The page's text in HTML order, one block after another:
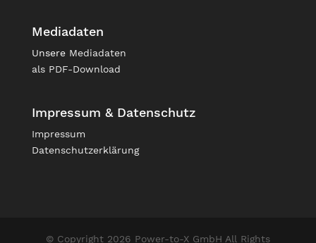
Mediadaten
Unsere Mediadaten
als PDF-Download
Impressum & Datenschutz
Impressum
Datenschutzerklärung
© Copyright 2026 Power-to-X GmbH All Rights